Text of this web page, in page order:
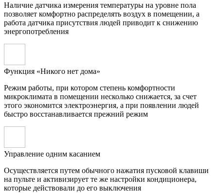
Наличие датчика измерения температуры на уровне пола
позволяет комфортно распределять воздух в помещении, а
работа датчика присутствия людей приводит к снижению
энергопотребления
Функция «Никого нет дома»
Режим работы, при котором степень комфортности
микроклимата в помещении несколько снижается, за счет
этого экономится электроэнергия, а при появлении людей
быстро восстанавливается прежний режим
Управление одним касанием
Осуществляется путем обычного нажатия пусковой клавиши
на пульте и активизирует те же настройки кондиционера,
которые действовали до его выключения